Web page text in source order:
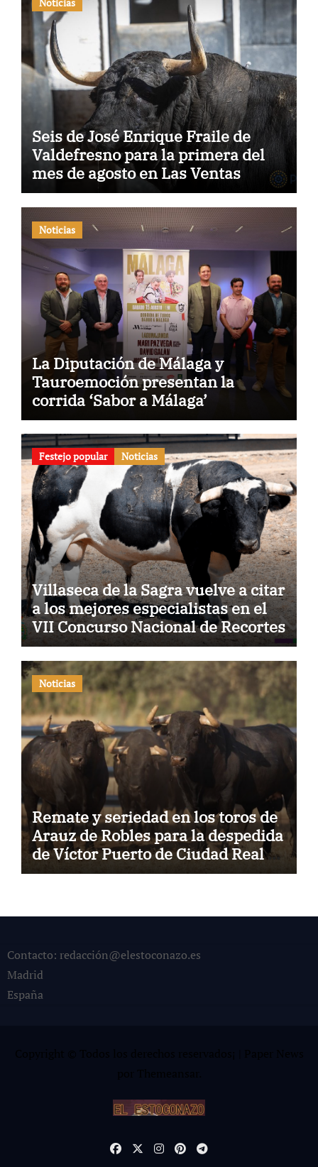
Seis de José Enrique Fraile de
Valdefresno para la primera del
mes de agosto en Las Ventas
Noticias
La Diputación de Málaga y
Tauroemoción presentan la
corrida ‘Sabor a Málaga’
Festejo popular Noticias
Villaseca de la Sagra vuelve a citar
a los mejores especialistas en el
VII Concurso Nacional de Recortes
Noticias
Remate y seriedad en los toros de
Arauz de Robles para la despedida
de Víctor Puerto de Ciudad Real y
el gran momento de Luque y
Contacto: redacción@elestoconazo.es
Madrid
España